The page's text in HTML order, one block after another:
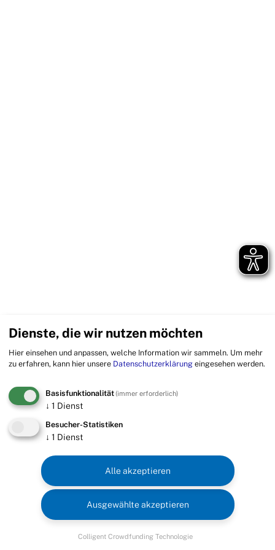
Dienste, die wir nutzen möchten
Hier einsehen und anpassen, welche Information wir sammeln. Um mehr
zu erfahren, kann hier unsere Datenschutzerklärung eingesehen werden.
Basisfunktionalität(immer erforderlich)
↓ 1 Dienst
Besucher-Statistiken
↓ 1 Dienst
Ausgewählte akzeptieren
Alle akzeptieren
Colligent Crowdfunding Technologie